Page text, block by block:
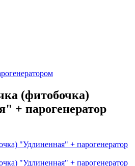
(фитобочка)
+ парогенератор